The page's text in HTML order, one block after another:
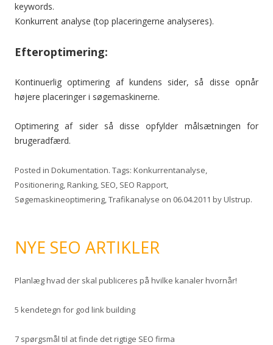
keywords.
Konkurrent analyse (top placeringerne analyseres).
Efteroptimering:
Kontinuerlig optimering af kundens sider, så disse opnår
højere placeringer i søgemaskinerne.
Optimering af sider så disse opfylder målsætningen for
brugeradfærd.
Posted in Dokumentation. Tags: Konkurrentanalyse,
Positionering,Ranking, SEO, SEO Rapport,
Søgemaskineoptimering,Trafikanalyse on 06.04.2011 byUlstrup.
NYE SEO ARTIKLER
Planlæg hvad der skal publiceres på hvilke kanaler hvornår!
5 kendetegn for god link building
7 spørgsmål til at finde det rigtige SEO firma